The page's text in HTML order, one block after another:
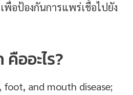
พื่อป้องกันการแพร่เชื้อไปยัง
ออะไร?
foot, and mouth disease;